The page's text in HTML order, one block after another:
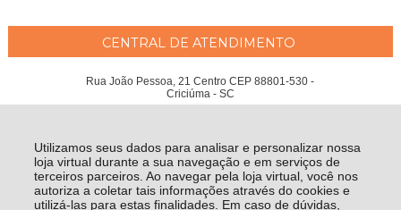
Utilizamos seus dados para analisar e personalizar nossa
loja virtual durante a sua navegação e em serviços de
terceiros parceiros. Ao navegar pela loja virtual, você nos
autoriza a coletar tais informações através do cookies e
utilizá-las para estas finalidades. Em caso de dúvidas,
CENTRAL DE ATENDIMENTO
Rua João Pessoa, 21 Centro CEP 88801-530 -
Criciúma - SC
Todos os direitos reservados
Fátima Criança -